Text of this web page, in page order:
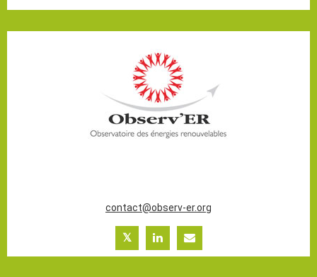
contact@observ-er.org